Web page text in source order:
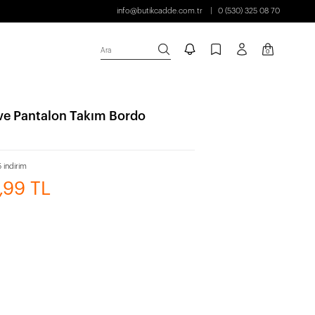
info@butikcadde.com.tr 0 (530) 325 08 70
Ara 0
Pantalon Takım Bordo
indirim
TL